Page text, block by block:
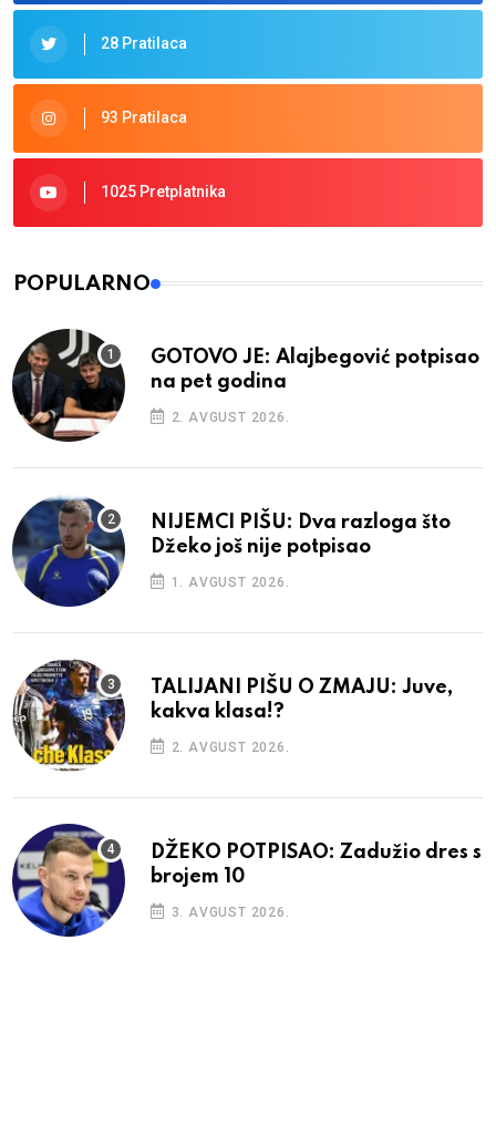
28 Pratilaca
93 Pratilaca
1025 Pretplatnika
POPULARNO
GOTOVO JE: Alajbegović potpisao
na pet godina
2. AVGUST 2026.
NIJEMCI PIŠU: Dva razloga što
Džeko još nije potpisao
1. AVGUST 2026.
TALIJANI PIŠU O ZMAJU: Juve,
kakva klasa!?
2. AVGUST 2026.
DŽEKO POTPISAO: Zadužio dres s
brojem 10
3. AVGUST 2026.